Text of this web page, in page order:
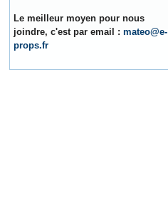
Le meilleur moyen pour nous
joindre, c'est par email :mateo@e-
props.fr